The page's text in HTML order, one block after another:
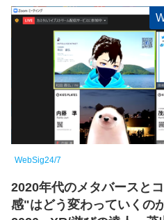
WebSig24/7
2020年代のメタバースと
感"はどう変わっていくの